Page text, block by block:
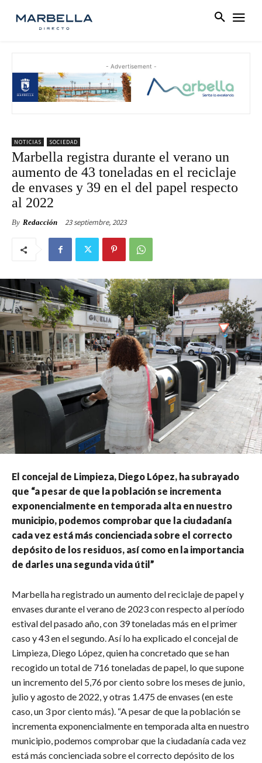
- Advertisement -
NOTICIAS SOCIEDAD
Marbella registra durante el verano un
aumento de 43 toneladas en el reciclaje
de envases y 39 en el del papel respecto
al 2022
By Redacción 23 septiembre, 2023
El concejal de Limpieza, Diego López, ha subrayado
que “a pesar de que la población se incrementa
exponencialmente en temporada alta en nuestro
municipio, podemos comprobar que la ciudadanía
cada vez está más concienciada sobre el correcto
depósito de los residuos, así como en la importancia
de darles una segunda vida útil”
Marbella ha registrado un aumento del reciclaje de papel y
envases durante el verano de 2023 con respecto al período
estival del pasado año, con 39 toneladas más en el primer
caso y 43 en el segundo. Así lo ha explicado el concejal de
Limpieza, Diego López, quien ha concretado que se han
recogido un total de 716 toneladas de papel, lo que supone
un incremento del 5,76 por ciento sobre los meses de junio,
julio y agosto de 2022, y otras 1.475 de envases (en este
caso, un 3 por ciento más). “A pesar de que la población se
incrementa exponencialmente en temporada alta en nuestro
municipio, podemos comprobar que la ciudadanía cada vez
está más concienciada sobre el correcto depósito de los